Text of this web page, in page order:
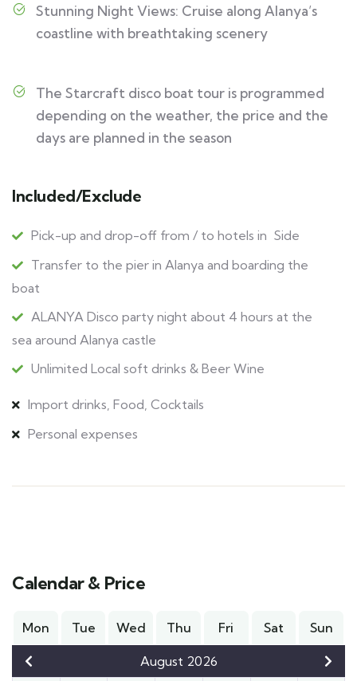
Stunning Night Views: Cruise along Alanya’s
coastline with breathtaking scenery
The Starcraft disco boat tour is programmed
depending on the weather, the price and the
days are planned in the season
Included/Exclude
Pick-up and drop-off from / to hotels in Side
Transfer to the pier in Alanya and boarding the
boat
ALANYA Disco party night about 4 hours at the
sea around Alanya castle
Unlimited Local soft drinks & Beer Wine
Import drinks, Food, Cocktails
Personal expenses
Calendar & Price
Mon Tue Wed Thu Fri Sat Sun
August 2026